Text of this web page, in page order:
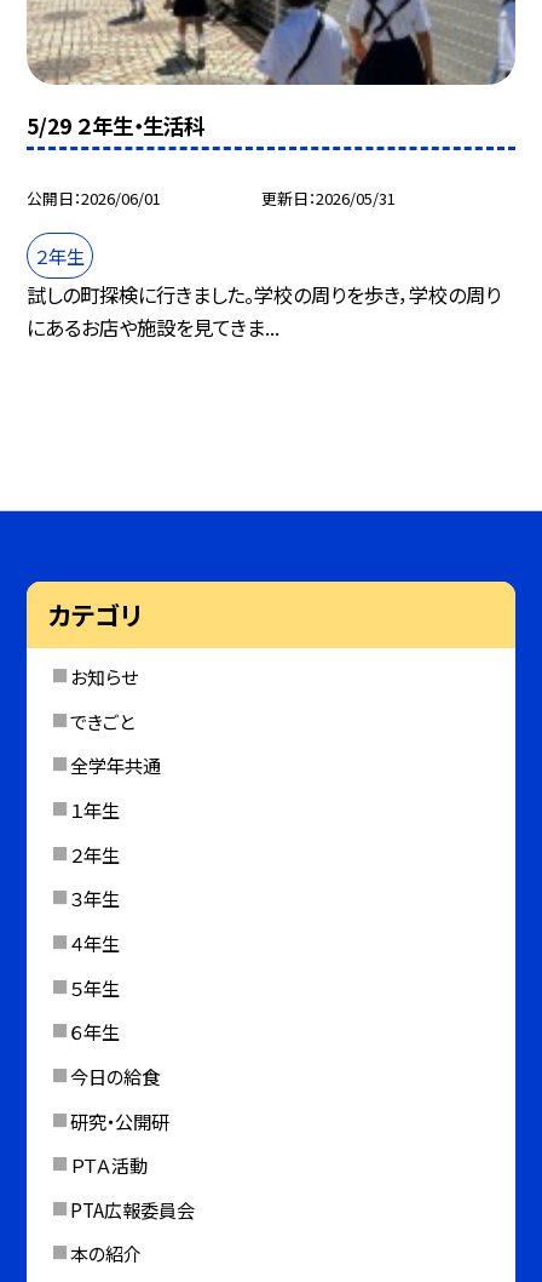
5/29 ２年生・生活科
公開日 2026/06/01 更新日 2026/05/31
２年生
試しの町探検に行きました。学校の周りを歩き，学校の周り
にあるお店や施設を見てきま...
カテゴリ
お知らせ
できごと
全学年共通
１年生
２年生
３年生
４年生
５年生
６年生
今日の給食
研究・公開研
ＰＴＡ活動
PTA広報委員会
本の紹介